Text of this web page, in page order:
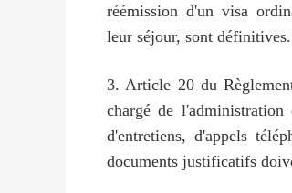
réémission d'un visa
leur séjour, sont définitives.
3. Article 20 du
chargé de
d'entretiens, d'appels
documents justificatifs